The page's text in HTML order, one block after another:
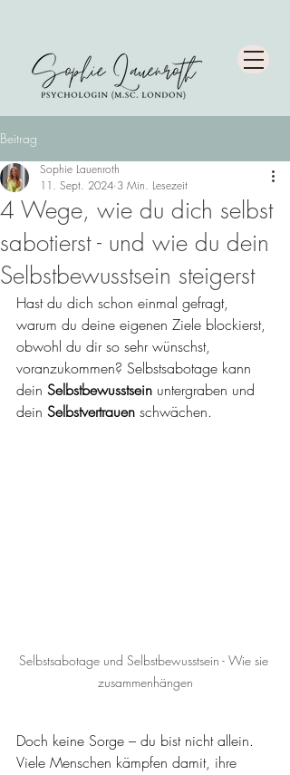
Beitrag
4 Wege, wie du dich selbst
sabotierst - und wie du dein
Selbstbewusstsein steigerst
Sophie Lauenroth
11. Sept. 2024 3 Min. Lesezeit
Hast du dich schon einmal gefragt,
warum du deine eigenen Ziele blockierst,
obwohl du dir so sehr wünschst,
voranzukommen? Selbstsabotage kann
dein Selbstbewusstsein untergraben und
dein Selbstvertrauen schwächen.
Selbstsabotage und Selbstbewusstsein - Wie sie
zusammenhängen
Doch keine Sorge – du bist nicht allein.
Viele Menschen kämpfen damit, ihre